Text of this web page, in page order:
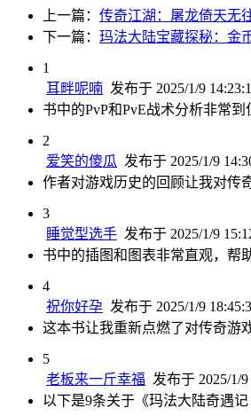
上一篇： 传奇江湖：屠龙倚天无
下一篇： 玛法大陆宝藏探秘：金
1
耳畔呢喃 发布于 2025/1/9
书中的PvP和PvE战术分析非常
2
爱笑的傻瓜 发布于 2025/1/9
作者对游戏历史的回顾让我对传
3
睡觉型选手 发布于 2025/1/9
书中的插图和图表非常直观，帮
4
祝你好孕 发布于 2025/1/9
这本书让我重新点燃了对传奇游
5
老板来一斤幸福 发布于 2025/1/9
以下是9条关于《玛法大陆奇遇